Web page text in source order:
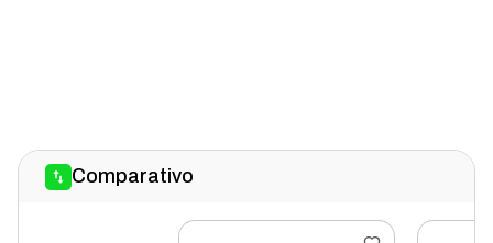
Comparativo